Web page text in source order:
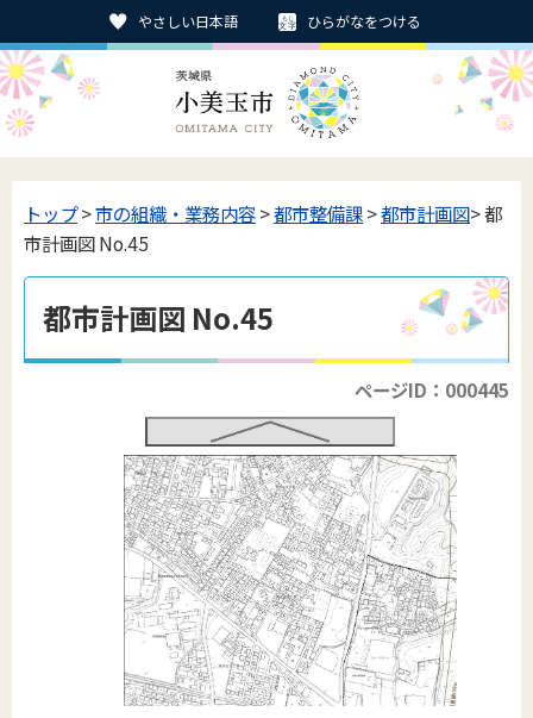
やさしい日本語 ひらがなをつける
トップ>市の組織・業務内容>都市整備課>都市計画図> 都
市計画図 No.45
都市計画図 No.45
ページID：000445